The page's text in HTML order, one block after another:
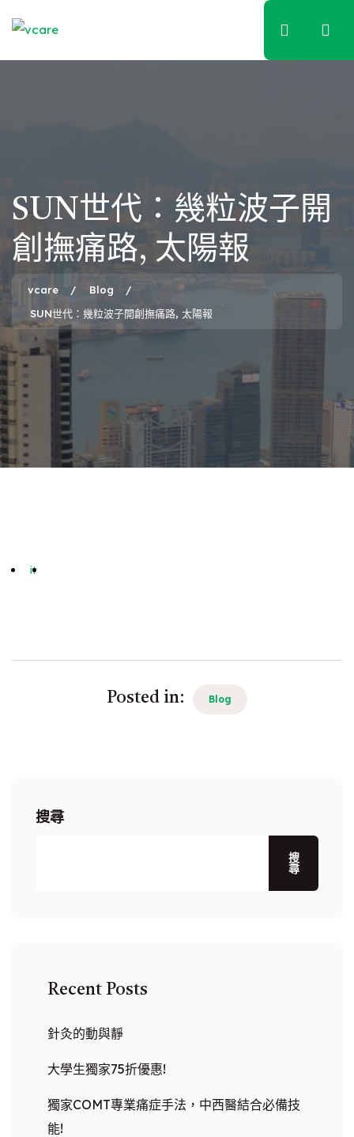
content
SUN世代：幾粒波子開
創撫痛路, 太陽報
vcare
Blog
SUN世代：幾粒波子開創撫痛路, 太陽報
it
Posted in: Blog
搜尋
搜
尋
Recent Posts
針灸的動與靜
大學生獨家75折優惠!
獨家COMT專業痛症手法，中西醫結合必備技
能!